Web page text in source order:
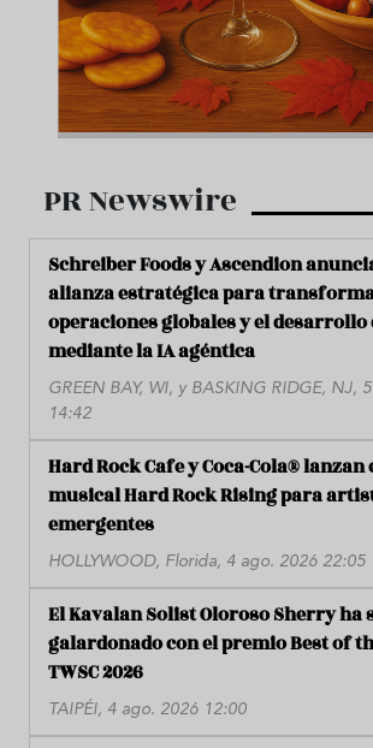
PR Newswire
Schreiber Foods y Ascendion
alianza estratégica para
operaciones globales y el
mediante la IA agéntica
GREEN BAY, WI, y BASKING RIDGE, NJ,
14:42
Hard Rock Cafe y Coca-Cola®
musical Hard Rock Rising para
emergentes
HOLLYWOOD, Florida, 4 ago. 2026 22:05
El Kavalan Solist Oloroso Sherry ha
galardonado con el premio Best of
TWSC 2026
TAIPÉI, 4 ago. 2026 12:00